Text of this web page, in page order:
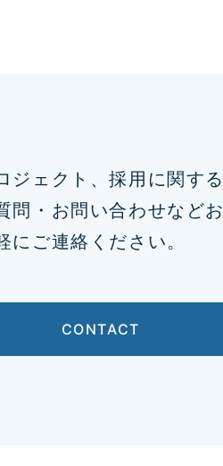
ジェクト、採用に関する
問・お問い合わせなどお
にご連絡ください。
CONTACT